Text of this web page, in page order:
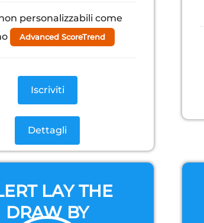
personalizzabili come
Advanced ScoreTrend
Iscriviti
Dettagli
LAY THE
DRAW BY